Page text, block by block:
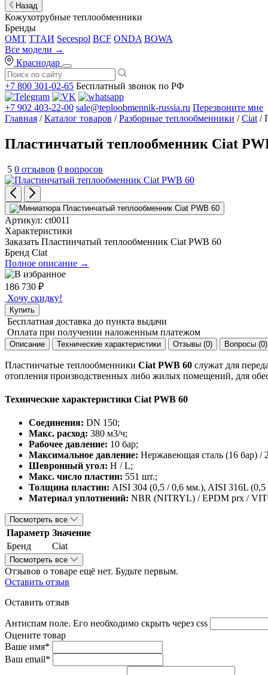
Назад
Кожухотрубные теплообменники
Бренды
OMT ТТАИ Secespol BCF ONDA BOWA
Все модели →
Краснодар
+7 800 301-02-65 Бесплатный звонок по РФ
+7 902 403-22-00 sale@teploobmennik-russia.ru Перезвоните мне
Главная /Каталог товаров /Разборные теплообменники /Ciat /
Пластинчатый теплообменник Ciat
5 0 отзывов 0 вопросов
Артикул: ct0011
Характеристики
Заказать Пластинчатый теплообменник Ciat PWB 60
Бренд Ciat
Полное описание →
186 730 ₽
Хочу скидку!
Купить
Бесплатная доставка до пункта выдачи
Оплата при получении наложенным платежом
Описание Технические характеристики Отзывы (0) Вопросы (0)
Пластинчатые теплообменники Ciat PWB 60 служат для
отопления производственных либо жилых помещений, для
Технические характеристики Ciat PWB 60
Соединения: DN 150;
Макс. расход: 380 м3/ч;
Рабочее давление: 10 бар;
Максимальное давление: Нержавеющая сталь (16 бар) /
Шевронный угол: H / L;
Макс. число пластин: 551 шт.;
Толщина пластин: AISI 304 (0,5 / 0,6 мм.), AISI 316L
Материал уплотнений: NBR (NITRYL) / EPDM prx /
Посмотреть все
Параметр Значение
Бренд
Ciat
Посмотреть все
Отзывов о товаре ещё нет. Будьте первым.
Оставить отзыв
Оставить отзыв
Антиспам поле. Его необходимо скрыть через css
Оцените товар
Ваше имя*
Ваш email*